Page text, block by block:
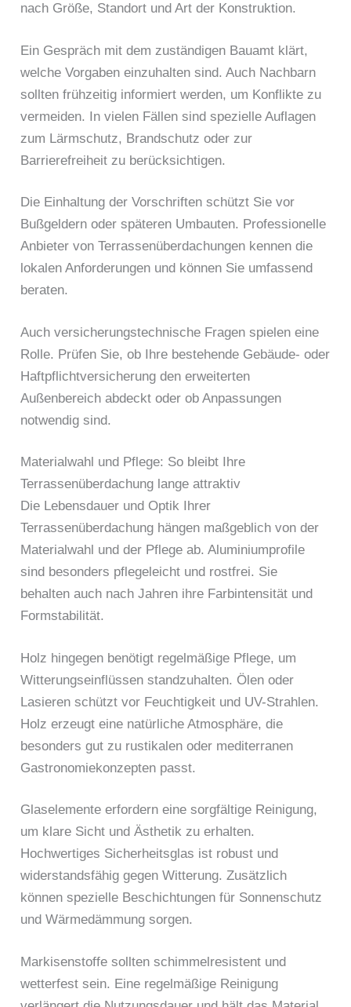
nach Größe, Standort und Art der Konstruktion.
Ein Gespräch mit dem zuständigen Bauamt klärt,
welche Vorgaben einzuhalten sind. Auch Nachbarn
sollten frühzeitig informiert werden, um Konflikte zu
vermeiden. In vielen Fällen sind spezielle Auflagen
zum Lärmschutz, Brandschutz oder zur
Barrierefreiheit zu berücksichtigen.
Die Einhaltung der Vorschriften schützt Sie vor
Bußgeldern oder späteren Umbauten. Professionelle
Anbieter von Terrassenüberdachungen kennen die
lokalen Anforderungen und können Sie umfassend
beraten.
Auch versicherungstechnische Fragen spielen eine
Rolle. Prüfen Sie, ob Ihre bestehende Gebäude- oder
Haftpflichtversicherung den erweiterten
Außenbereich abdeckt oder ob Anpassungen
notwendig sind.
Materialwahl und Pflege: So bleibt Ihre
Terrassenüberdachung lange attraktiv
Die Lebensdauer und Optik Ihrer
Terrassenüberdachung hängen maßgeblich von der
Materialwahl und der Pflege ab. Aluminiumprofile
sind besonders pflegeleicht und rostfrei. Sie
behalten auch nach Jahren ihre Farbintensität und
Formstabilität.
Holz hingegen benötigt regelmäßige Pflege, um
Witterungseinflüssen standzuhalten. Ölen oder
Lasieren schützt vor Feuchtigkeit und UV-Strahlen.
Holz erzeugt eine natürliche Atmosphäre, die
besonders gut zu rustikalen oder mediterranen
Gastronomiekonzepten passt.
Glaselemente erfordern eine sorgfältige Reinigung,
um klare Sicht und Ästhetik zu erhalten.
Hochwertiges Sicherheitsglas ist robust und
widerstandsfähig gegen Witterung. Zusätzlich
können spezielle Beschichtungen für Sonnenschutz
und Wärmedämmung sorgen.
Markisenstoffe sollten schimmelresistent und
wetterfest sein. Eine regelmäßige Reinigung